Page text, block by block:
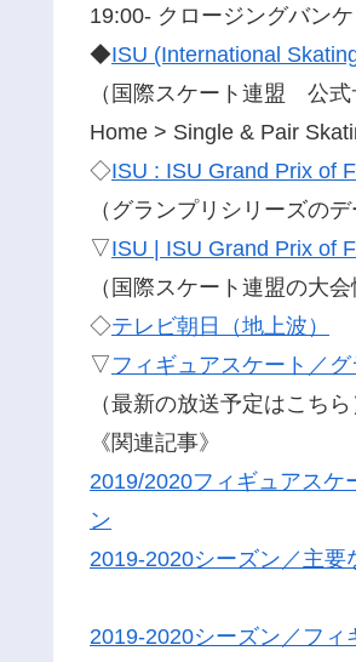
19:00- クロージングバン
◆ISU (International
（国際スケート連盟 公
Home > Single & Pair
◇ISU : ISU Grand Prix of
（グランプリシリーズのデ
▽ISU | ISU Grand Prix of
（国際スケート連盟の大会
◇テレビ朝日（地上波）
▽ フィギュアスケート／
（最新の放送予定はこちら
《関連記事》
2019/2020フィギュアスケ
ン
2019-2020シーズン／主要
2019-2020シーズン／フ